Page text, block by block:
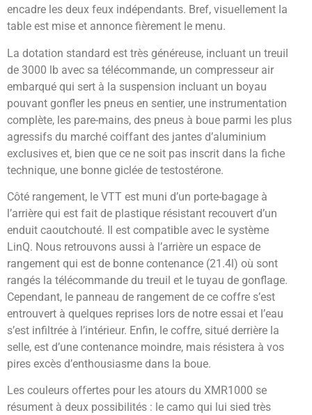
encadre les deux feux indépendants. Bref, visuellement la
table est mise et annonce fièrement le menu.
La dotation standard est très généreuse, incluant un treuil
de 3000 lb avec sa télécommande, un compresseur air
embarqué qui sert à la suspension incluant un boyau
pouvant gonfler les pneus en sentier, une instrumentation
complète, les pare-mains, des pneus à boue parmi les plus
agressifs du marché coiffant des jantes d’aluminium
exclusives et, bien que ce ne soit pas inscrit dans la fiche
technique, une bonne giclée de testostérone.
Côté rangement, le VTT est muni d’un porte-bagage à
l’arrière qui est fait de plastique résistant recouvert d’un
enduit caoutchouté. Il est compatible avec le système
LinQ. Nous retrouvons aussi à l’arrière un espace de
rangement qui est de bonne contenance (21.4l) où sont
rangés la télécommande du treuil et le tuyau de gonflage.
Cependant, le panneau de rangement de ce coffre s’est
entrouvert à quelques reprises lors de notre essai et l’eau
s’est infiltrée à l’intérieur. Enfin, le coffre, situé derrière la
selle, est d’une contenance moindre, mais résistera à vos
pires excès d’enthousiasme dans la boue.
Les couleurs offertes pour les atours du XMR1000 se
résument à deux possibilités : le camo qui lui sied très